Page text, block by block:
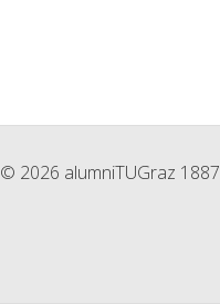
© 2026 alumniTUGraz 1887